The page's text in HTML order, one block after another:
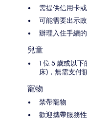
需提供信用卡
可能需要出示
辦理入住手續
兒童
1 位 5 歲或以
床)，無需支付
寵物
禁帶寵物
歡迎攜帶服務